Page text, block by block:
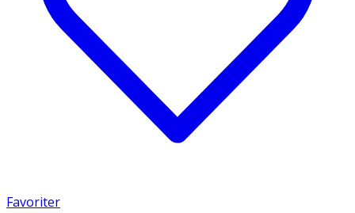
Favoriter